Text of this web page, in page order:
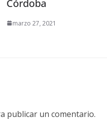
Córdoba
marzo 27, 2021
publicar un comentario.